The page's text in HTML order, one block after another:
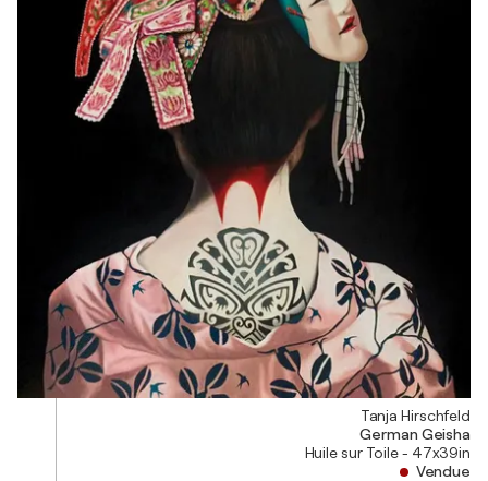
Tanja Hirschfeld
German Geisha
Huile sur Toile - 47x39in
Vendue